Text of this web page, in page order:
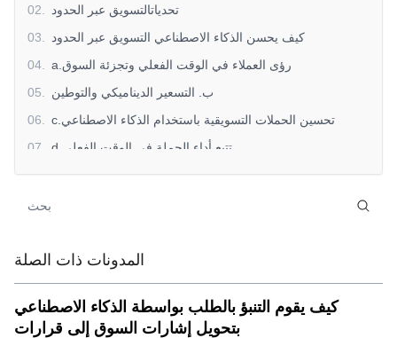
02
تحدياتالتسويق عبر الحدود
03
كيف يحسن الذكاء الاصطناعي التسويق عبر الحدود
04
a.رؤى العملاء في الوقت الفعلي وتجزئة السوق
05
ب. التسعير الديناميكي والتوطين
06
c.تحسين الحملات التسويقية باستخدام الذكاء الاصطناعي
07
d.تتبع أداء الحملة في الوقت الفعلي
08. و.أتمتة توليد العملاء المحتملين عبر الحدود
09.
المدونات ذات الصلة
كيف يقوم التنبؤ بالطلب بواسطة الذكاء الاصطناعي
بتحويل إشارات السوق إلى قرارات